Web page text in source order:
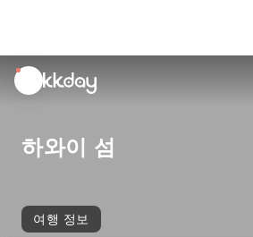
unread
notifications
하와이 섬
여행 정보